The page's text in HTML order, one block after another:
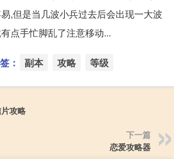
,但是当几波小兵过去后会出现一大波
点手忙脚乱了注意移动...
： 副本 攻略 等级
攻略
下一篇
恋爱攻略器